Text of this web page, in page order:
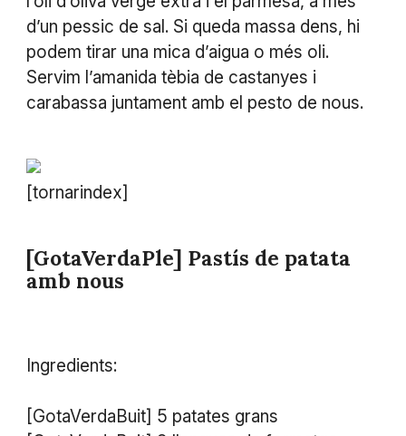
d’un pessic de sal. Si queda massa dens, hi
podem tirar una mica d’aigua o més oli.
Servim l’amanida tèbia de castanyes i
carabassa juntament amb el pesto de nous.
[tornarindex]
[GotaVerdaPle] Pastís de patata
amb nous
Ingredients:
[GotaVerdaBuit] 5 patates grans